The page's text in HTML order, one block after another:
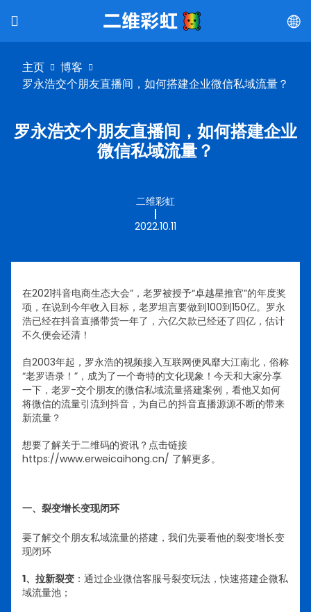
主页
博客
罗永浩交个朋友直播间，如何搭建企业微信私域流量？
罗永浩交个朋友直播间，如何搭建企业
微信私域流量？
二维彩虹
2022.10.11
在2021抖音电商生态大会”，老罗被授予“卓越星推官”的年度奖
项，在说到今年收入目标，老罗坦言要做到100到150亿。罗永
浩已经在抖音直播带货一年了，六亿欠款已经还了四亿，估计
不久便会还清！
自2003年起，罗永浩的视频接入互联网便风靡大江南北，俗称
“老罗语录！”，成为了一个奇特的文化现象！今天和大家分享
一下，老罗-交个朋友的微信私域流量搭建案例，看他又如何
将微信的流量引流到抖音，为自己的抖音直播源源不断的带来
新流量？
想要了解关于二维码的资讯？点击链接
https://www.erweicaihong.cn/ 了解更多。
一、裂变增长变现闭环
要了解交个朋友私域流量的搭建，我们先要看他的裂变增长变
现闭环
1、拉新裂变 ：通过企业微信客服号裂变玩法，快速搭建企微私
域流量池；